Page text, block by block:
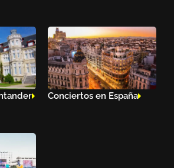
Conciertos en España